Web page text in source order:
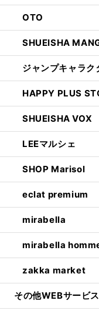
OTO
SHUEISHA
ジャンプキャラク
HAPPY PLUS
SHUEISHA VOX
LEEマルシェ
SHOP Marisol
eclat premium
mirabella
mirabella
zakka market
その他WEBサービス